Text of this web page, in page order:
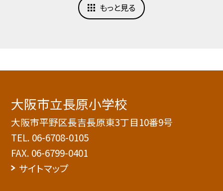
もっと見る
大阪市立長原小学校
大阪市平野区長吉長原東3丁目10番9号
TEL. 06-6708-0105
FAX. 06-6799-0401
サイトマップ